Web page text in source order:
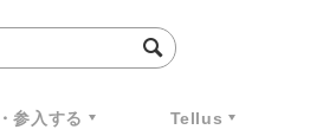
参入する Tellus